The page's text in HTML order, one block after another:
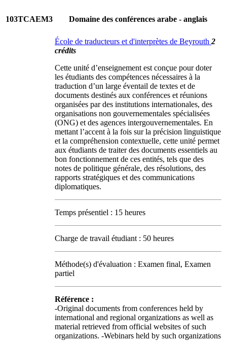
103TCAEM3 Domaine des conférences arabe - anglais
École de traducteurs et d'interprètes de Beyrouth 2
crédits
Cette unité d’enseignement est conçue pour doter
les étudiants des compétences nécessaires à la
traduction d’un large éventail de textes et de
documents destinés aux conférences et réunions
organisées par des institutions internationales, des
organisations non gouvernementales spécialisées
(ONG) et des agences intergouvernementales. En
mettant l’accent à la fois sur la précision linguistique
et la compréhension contextuelle, cette unité permet
aux étudiants de traiter des documents essentiels au
bon fonctionnement de ces entités, tels que des
notes de politique générale, des résolutions, des
rapports stratégiques et des communications
diplomatiques.
Temps présentiel : 15 heures
Charge de travail étudiant : 50 heures
Méthode(s) d'évaluation : Examen final, Examen
partiel
Référence :
-Original documents from conferences held by
international and regional organizations as well as
material retrieved from official websites of such
organizations. -Webinars held by such organizations